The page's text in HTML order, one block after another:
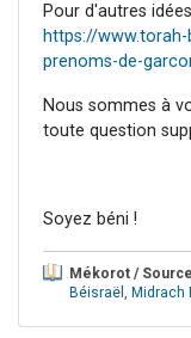
Pour d'autres
https://
prenoms-de-
Nous sommes à
toute question
Soyez béni !
Mékorot /
Béisraël , Midrach